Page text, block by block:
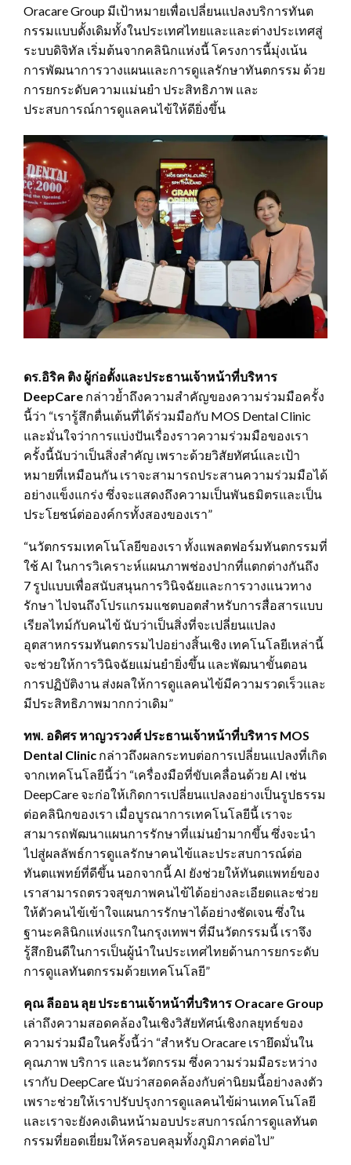
Oracare Group มีเป้าหมายเพื่อเปลี่ยนแปลงบริการทันต
กรรมแบบดั้งเดิมทั้งในประเทศไทยและและต่างประเทศสู่
ระบบดิจิทัล เริ่มต้นจากคลินิกแห่งนี้ โครงการนี้มุ่งเน้น
การพัฒนาการวางแผนและการดูแลรักษาทันตกรรม ด้วย
การยกระดับความแม่นยำ ประสิทธิภาพ และ
ประสบการณ์การดูแลคนไข้ให้ดียิ่งขึ้น
ดร.อิริค ติง ผู้ก่อตั้งและประธานเจ้าหน้าที่บริหาร
DeepCare กล่าวย้ำถึงความสำคัญของความร่วมมือครั้ง
นี้ว่า “เรารู้สึกตื่นเต้นที่ได้ร่วมมือกับ MOS Dental Clinic
และมั่นใจว่าการแบ่งปันเรื่องราวความร่วมมือของเรา
ครั้งนี้นับว่าเป็นสิ่งสำคัญ เพราะด้วยวิสัยทัศน์และเป้า
หมายที่เหมือนกัน เราจะสามารถประสานความร่วมมือได้
อย่างแข็งแกร่ง ซึ่งจะแสดงถึงความเป็นพันธมิตรและเป็น
ประโยชน์ต่อองค์กรทั้งสองของเรา”
“นวัตกรรมเทคโนโลยีของเรา ทั้งแพลตฟอร์มทันตกรรมที่
ใช้ AI ในการวิเคราะห์แผนภาพช่องปากที่แตกต่างกันถึง
7 รูปแบบเพื่อสนับสนุนการวินิจฉัยและการวางแนวทาง
รักษา ไปจนถึงโปรแกรมแชตบอตสำหรับการสื่อสารแบบ
เรียลไทม์กับคนไข้ นับว่าเป็นสิ่งที่จะเปลี่ยนแปลง
อุตสาหกรรมทันตกรรมไปอย่างสิ้นเชิง เทคโนโลยีเหล่านี้
จะช่วยให้การวินิจฉัยแม่นยำยิ่งขึ้น และพัฒนาขั้นตอน
การปฏิบัติงาน ส่งผลให้การดูแลคนไข้มีความรวดเร็วและ
มีประสิทธิภาพมากกว่าเดิม”
ทพ. อดิศร หาญวรวงศ์ประธานเจ้าหน้าที่บริหาร MOS
Dental Clinic กล่าวถึงผลกระทบต่อการเปลี่ยนแปลงที่เกิด
จากเทคโนโลยีนี้ว่า “เครื่องมือที่ขับเคลื่อนด้วย AI เช่น
DeepCare จะก่อให้เกิดการเปลี่ยนแปลงอย่างเป็นรูปธรรม
ต่อคลินิกของเรา เมื่อบูรณาการเทคโนโลยีนี้ เราจะ
สามารถพัฒนาแผนการรักษาที่แม่นยำมากขึ้น ซึ่งจะนำ
ไปสู่ผลลัพธ์การดูแลรักษาคนไข้และประสบการณ์ต่อ
ทันตแพทย์ที่ดีขึ้น นอกจากนี้ AI ยังช่วยให้ทันตแพทย์ของ
เราสามารถตรวจสุขภาพคนไข้ได้อย่างละเอียดและช่วย
ให้ตัวคนไข้เข้าใจแผนการรักษาได้อย่างชัดเจน ซึ่งใน
ฐานะคลินิกแห่งแรกในกรุงเทพฯ ที่มีนวัตกรรมนี้ เราจึง
รู้สึกยินดีในการเป็นผู้นำในประเทศไทยด้านการยกระดับ
การดูแลทันตกรรมด้วยเทคโนโลยี”
คุณ ลีออน ลุย ประธานเจ้าหน้าที่บริหาร Oracare Group
เล่าถึงความสอดคล้องในเชิงวิสัยทัศน์เชิงกลยุทธ์ของ
ความร่วมมือในครั้งนี้ว่า “สำหรับ Oracare เรายึดมั่นใน
คุณภาพ บริการ และนวัตกรรม ซึ่งความร่วมมือระหว่าง
เรากับ DeepCare นับว่าสอดคล้องกับค่านิยมนี้อย่างลงตัว
เพราะช่วยให้เราปรับปรุงการดูแลคนไข้ผ่านเทคโนโลยี
และเราจะยังคงเดินหน้ามอบประสบการณ์การดูแลทันต
กรรมที่ยอดเยี่ยมให้ครอบคลุมทั้งภูมิภาคต่อไป”